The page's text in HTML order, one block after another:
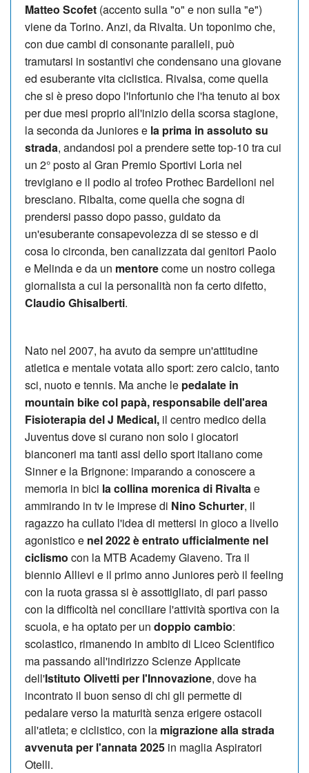
Matteo Scofet (accento sulla "o" e non sulla "e")
viene da Torino. Anzi, da Rivalta. Un toponimo che,
con due cambi di consonante paralleli, può
tramutarsi in sostantivi che condensano una giovane
ed esuberante vita ciclistica. Rivalsa, come quella
che si è preso dopo l'infortunio che l'ha tenuto ai box
per due mesi proprio all'inizio della scorsa stagione,
la seconda da Juniores e la prima in assoluto su
strada, andandosi poi a prendere sette top-10 tra cui
un 2° posto al Gran Premio Sportivi Loria nel
trevigiano e il podio al trofeo Prothec Bardelloni nel
bresciano. Ribalta, come quella che sogna di
prendersi passo dopo passo, guidato da
un'esuberante consapevolezza di se stesso e di
cosa lo circonda, ben canalizzata dai genitori Paolo
e Melinda e da un mentorecome un nostro collega
giornalista a cui la personalità non fa certo difetto,
Claudio Ghisalberti.
Nato nel 2007, ha avuto da sempre un'attitudine
atletica e mentale votata allo sport: zero calcio, tanto
sci, nuoto e tennis. Ma anche le pedalate in
mountain bike col papà, responsabile dell'area
Fisioterapia del J Medical, il centro medico della
Juventus dove si curano non solo i giocatori
bianconeri ma tanti assi dello sport italiano come
Sinner e la Brignone: imparando a conoscere a
memoria in bici la collina morenica di Rivaltae
ammirando in tv le imprese di Nino Schurter, il
ragazzo ha cullato l'idea di mettersi in gioco a livello
agonistico e nel 2022 è entrato ufficialmente nel
ciclismo con la MTB Academy Giaveno. Tra il
biennio Allievi e il primo anno Juniores però il feeling
con la ruota grassa si è assottigliato, di pari passo
con la difficoltà nel conciliare l'attività sportiva con la
scuola, e ha optato per un doppio cambio:
scolastico, rimanendo in ambito di Liceo Scientifico
ma passando all'indirizzo Scienze Applicate
dell'Istituto Olivetti per l'Innovazione, dove ha
incontrato il buon senso di chi gli permette di
pedalare verso la maturità senza erigere ostacoli
all'atleta; e ciclistico, con la migrazione alla strada
avvenuta per l'annata 2025 in maglia Aspiratori
Otelli.